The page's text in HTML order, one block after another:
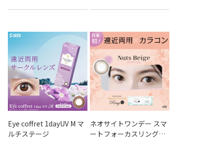
Eye coffret 1dayUV M マ
ルチステージ
ネオサイトワンデー スマ
ートフォーカスリングUV